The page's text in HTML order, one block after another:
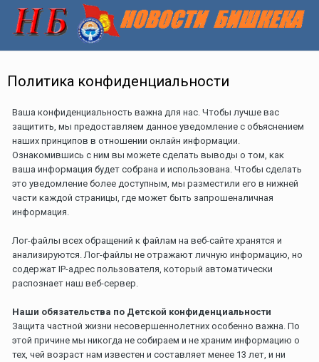
Политика конфиденциальности
Ваша конфиденциальность важна для нас. Чтобы лучше вас
защитить, мы предоставляем данное уведомление с объяснением
наших принципов в отношении онлайн информации.
Ознакомившись с ним вы можете сделать выводы о том, как
ваша информация будет собрана и использована. Чтобы сделать
это уведомление более доступным, мы разместили его в нижней
части каждой страницы, где может быть запрошеналичная
информация.
Лог-файлы всех обращений к файлам на веб-сайте хранятся и
анализируются. Лог-файлы не отражают личную информацию, но
содержат IP-адрес пользователя, который автоматически
распознает наш веб-сервер.
Наши обязательства по Детской конфиденциальности
Защита частной жизни несовершеннолетних особенно важна. По
этой причине мы никогда не собираем и не храним информацию о
тех, чей возраст нам известен и составляет менее 13 лет, и ни